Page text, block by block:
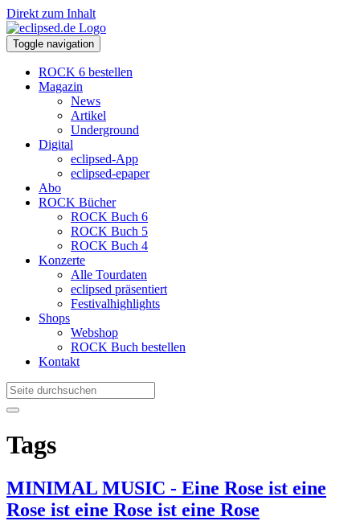
Direkt zum Inhalt
Toggle navigation
ROCK 6 bestellen
Magazin
News
Artikel
Underground
Digital
eclipsed-App
eclipsed-epaper
Abo
ROCK Bücher
ROCK Buch 6
ROCK Buch 5
ROCK Buch 4
Konzerte
Alle Tourdaten
eclipsed präsentiert
Festivalhighlights
Shops
Webshop
ROCK Buch bestellen
Kontakt
Tags
MINIMAL MUSIC - Eine Rose ist eine
Rose ist eine Rose ist eine Rose